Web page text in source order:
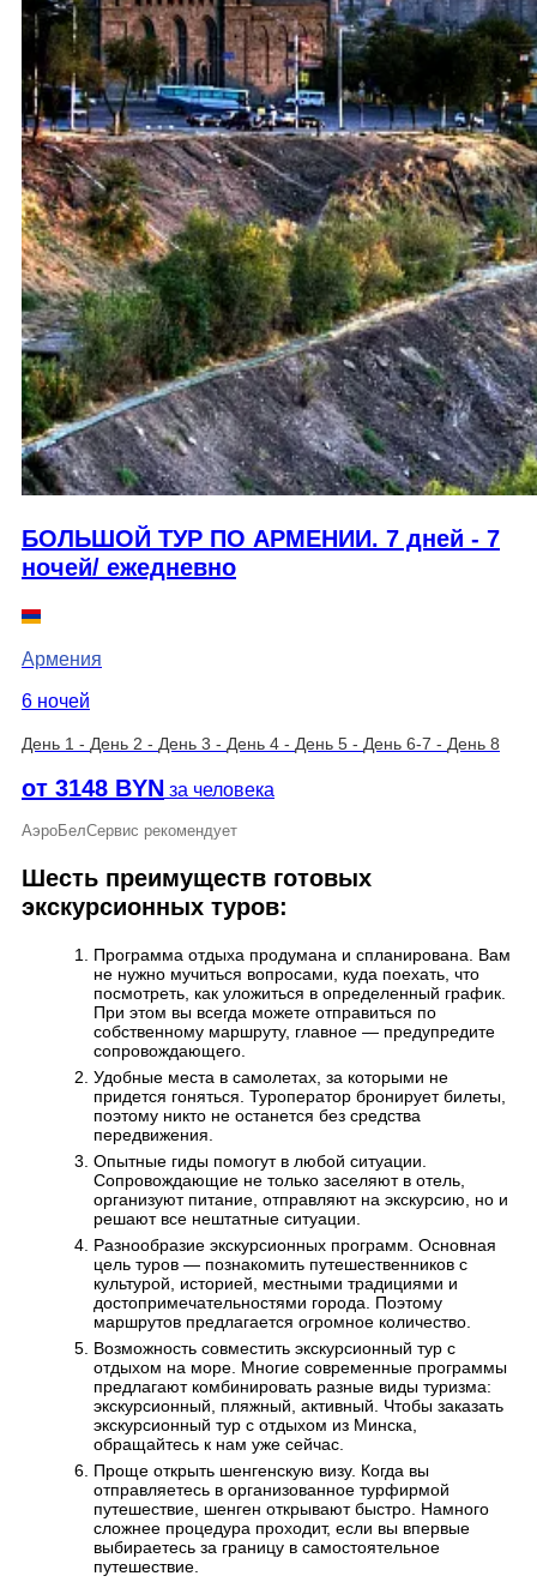
БОЛЬШОЙ ТУР ПО АРМЕНИИ. 7 дней - 7
ночей/ ежедневно
Армения
6 ночей
День 1 - День 2 - День 3 - День 4 - День 5 - День 6-7 - День 8
от 3148 BYN за человека
АэроБелСервис рекомендует
Шесть преимуществ готовых
экскурсионных туров:
Программа отдыха продумана и спланирована. Вам
не нужно мучиться вопросами, куда поехать, что
посмотреть, как уложиться в определенный график.
При этом вы всегда можете отправиться по
собственному маршруту, главное — предупредите
сопровождающего.
Удобные места в самолетах, за которыми не
придется гоняться. Туроператор бронирует билеты,
поэтому никто не останется без средства
передвижения.
Опытные гиды помогут в любой ситуации.
Сопровождающие не только заселяют в отель,
организуют питание, отправляют на экскурсию, но и
решают все нештатные ситуации.
Разнообразие экскурсионных программ. Основная
цель туров — познакомить путешественников с
культурой, историей, местными традициями и
достопримечательностями города. Поэтому
маршрутов предлагается огромное количество.
Возможность совместить экскурсионный тур с
отдыхом на море. Многие современные программы
предлагают комбинировать разные виды туризма:
экскурсионный, пляжный, активный. Чтобы заказать
экскурсионный тур с отдыхом из Минска,
обращайтесь к нам уже сейчас.
Проще открыть шенгенскую визу. Когда вы
отправляетесь в организованное турфирмой
путешествие, шенген открывают быстро. Намного
сложнее процедура проходит, если вы впервые
выбираетесь за границу в самостоятельное
путешествие.